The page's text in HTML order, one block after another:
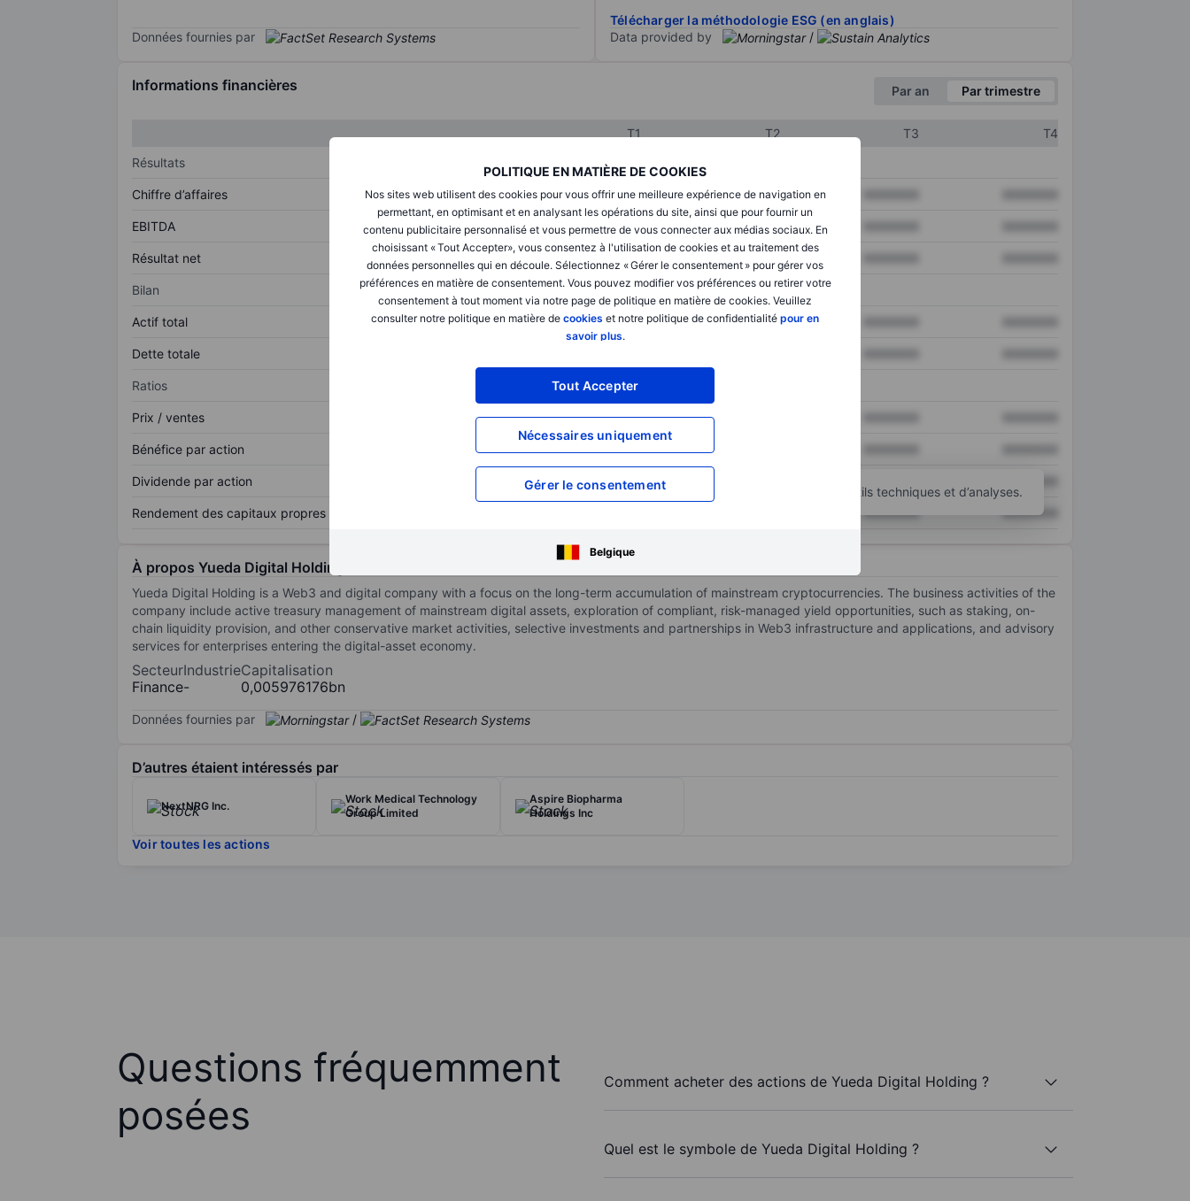
POLITIQUE EN MATIÈRE DE COOKIES
Nos sites web utilisent des cookies pour vous offrir une meilleure expérience de navigation en
permettant, en optimisant et en analysant les opérations du site, ainsi que pour fournir un
contenu publicitaire personnalisé et vous permettre de vous connecter aux médias sociaux. En
choisissant « Tout Accepter», vous consentez à l'utilisation de cookies et au traitement des
données personnelles qui en découle. Sélectionnez « Gérer le consentement » pour gérer vos
préférences en matière de consentement. Vous pouvez modifier vos préférences ou retirer votre
consentement à tout moment via notre page de politique en matière de cookies. Veuillez
consulter notre politique en matière de cookies et notre politique de confidentialité pour en
savoir plus.
Tout Accepter
Nécessaires uniquement
Gérer le consentement
Belgique
Données fournies par
Télécharger la méthodologie ESG (en anglais)
Data provided by
/
Informations financières Par an Par trimestre
T1 T2 T3
T4
Résultats
Chiffre d’affaires XXXXXXX XXXXXXX
EBITDA XXXXXXX XXXXXXX
Résultat net XXXXXXX
Bilan
Actif total XXXXXXX XXXXXXX
Dette totale
Ratios
Prix / ventes XXXXXXX
Bénéfice par action XXXXXXX
Dividende par action XXXXXXX
Rendement des capitaux propres XXXXXXX XXXXXXX
Ouvrir un compte pour accéder à d’autres outils techniques et d’analyses.
À propos Yueda Digital Holding
Yueda Digital Holding is a Web3 and digital company with a focus on the long-term accumulation of mainstream cryptocurrencies. The business activities of the
company include active treasury management of mainstream digital assets, exploration of compliant, risk-managed yield opportunities, such as staking, on-
chain liquidity provision, and other conservative market activities, selective investments and partnerships in Web3 infrastructure and applications, and advisory
services for enterprises entering the digital-asset economy.
Secteur
Finance
Industrie
-
Capitalisation
0,005976176bn
Données fournies par /
D’autres étaient intéressés par
NextNRG Inc.
Work Medical Technology
Group Limited
Aspire Biopharma
Holdings Inc
Voir toutes les actions
Questions fréquemment
posées
Comment acheter des actions de Yueda Digital Holding ?
Quel est le symbole de Yueda Digital Holding ?